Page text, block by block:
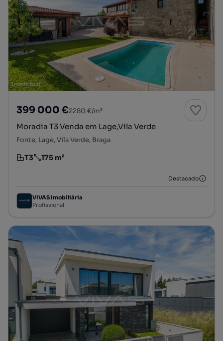
399 000 €2280 €/m²
Moradia T3 Venda em Lage,Vila Verde
Fonte, Lage, Vila Verde, Braga
Tipologia
T3
Preço por metro quadrado
175 m²
Destacado
VIVAS Imobiliária
Profissional